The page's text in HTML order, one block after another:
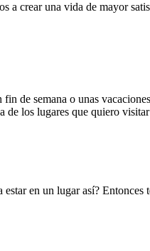
a crear una vida de mayor
de semana o unas
de los lugares que quiero
en un lugar así?